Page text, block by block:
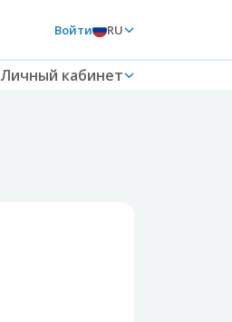
Войти RU
Личный кабинет